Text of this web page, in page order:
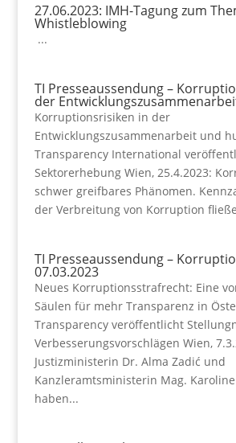
27.06.2023: IMH-Tagung zum
Whistleblowing
...
TI Presseaussendung –
der
Korruptionsrisiken in der
Entwicklungszusammenarbeit und
Transparency International
Sektorerhebung Wien, 25.4.2023:
schwer greifbares Phänomen.
der Verbreitung von Korruption
TI Presseaussendung –
07.03.2023
Neues Korruptionsstrafrecht: Eine
Säulen für mehr Transparenz in
Transparency veröffentlicht
Verbesserungsvorschlägen Wien,
Justizministerin Dr. Alma Zadić und
Kanzleramtsministerin Mag.
haben...